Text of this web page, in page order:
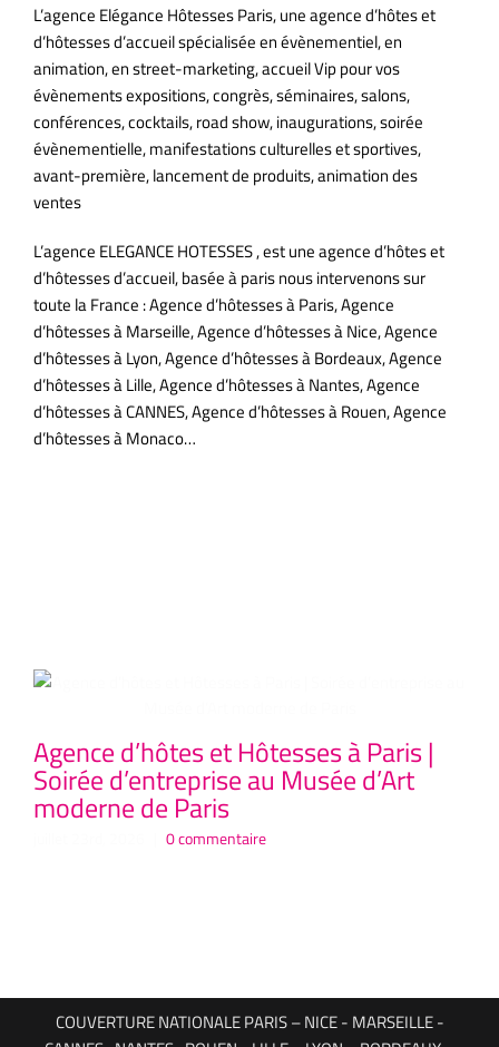
L’agence Elégance Hôtesses Paris, une agence d’hôtes et
d’hôtesses d’accueil spécialisée en évènementiel, en
animation, en street-marketing, accueil Vip pour vos
évènements expositions, congrès, séminaires, salons,
conférences, cocktails, road show, inaugurations, soirée
évènementielle, manifestations culturelles et sportives,
avant-première, lancement de produits, animation des
ventes
L’agence ELEGANCE HOTESSES , est une agence d’hôtes et
d’hôtesses d’accueil, basée à paris nous intervenons sur
toute la France : Agence d’hôtesses à Paris, Agence
d’hôtesses à Marseille, Agence d’hôtesses à Nice, Agence
d’hôtesses à Lyon, Agence d’hôtesses à Bordeaux, Agence
d’hôtesses à Lille, Agence d’hôtesses à Nantes, Agence
d’hôtesses à CANNES, Agence d’hôtesses à Rouen, Agence
d’hôtesses à Monaco…
Agence d’hôtes et Hôtesses à Paris |
Soirée d’entreprise au Musée d’Art
moderne de Paris
0 commentaire
COUVERTURE NATIONALE PARIS – NICE - MARSEILLE -